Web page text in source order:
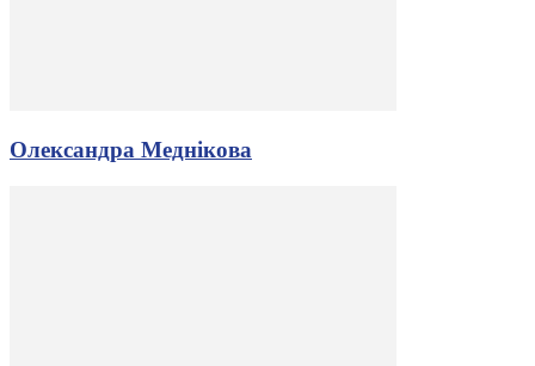
Олександра Меднікова